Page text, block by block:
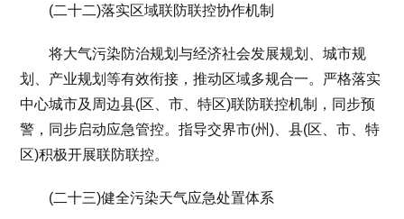
(二十二)落实区域联防联控协作机制
将大气污染防治规划与经济社会发展规划、城市规
划、产业规划等有效衔接，推动区域多规合一。严格落实
中心城市及周边县(区、市、特区)联防联控机制，同步预
警，同步启动应急管控。指导交界市(州)、县(区、市、特
区)积极开展联防联控。
(二十三)健全污染天气应急处置体系